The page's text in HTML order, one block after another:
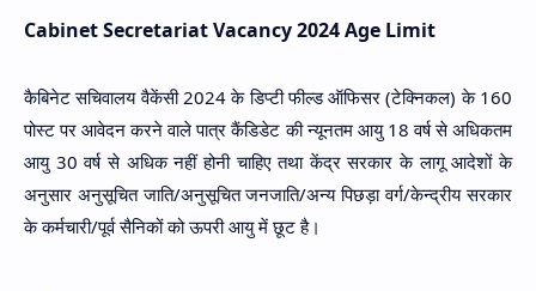
Cabinet Secretariat Vacancy 2024 Age Limit
कैबिनेट सचिवालय वैकेंसी 2024 के डिप्टी फील्ड ऑफिसर (टेक्निकल) के 160
पोस्ट पर आवेदन करने वाले पात्र कैंडिडेट की न्यूनतम आयु 18 वर्ष से अधिकतम
आयु 30 वर्ष से अधिक नहीं होनी चाहिए तथा केंद्र सरकार के लागू आदेशों के
अनुसार अनुसूचित जाति/अनुसूचित जनजाति/अन्य पिछड़ा वर्ग/केन्द्रीय सरकार
के कर्मचारी/पूर्व सैनिकों को ऊपरी आयु में छूट है।